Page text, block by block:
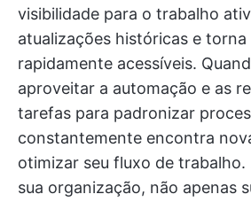
visibilidade para o trabalho
atualizações históricas e
rapidamente acessíveis.
aproveitar a automação e as
tarefas para padronizar
constantemente encontra
otimizar seu fluxo de trabalho.
sua organização, não apenas